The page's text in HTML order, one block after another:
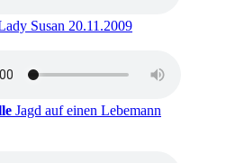
Susan Ausleihbar seit dem
20.11.2009
Lady Susan
: Jagd auf einen Lebemann
Jagd auf einen Lebemann